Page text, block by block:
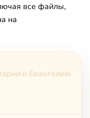
все файлы,
на
к Евангелию